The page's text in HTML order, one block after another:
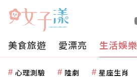
美食旅遊 愛漂亮 生活娛樂
心理測驗 陸劇 星座生肖